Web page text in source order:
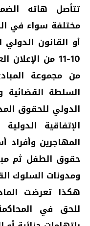
تتأصل هاته
مختلفة سواء في
من مجموعة
الإتفاقية
حقوق الطفل ثم
ومدونات السلوك
للحق في